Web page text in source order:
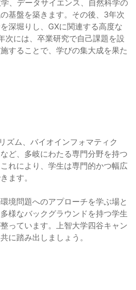
、データサイエンス、自然科学の
基盤を築きます。その後、3年次
深堀りし、GXに関連する高度な
次には、卒業研究で自己課題を設
することで、学びの集大成を果た
ズム、バイオインフォマティク
ど、多岐にわたる専門分野を持つ
れにより、学生は専門的かつ幅広
ます。
境問題へのアプローチを学ぶ場と
様なバックグラウンドを持つ学生
っています。上智大学四谷キャン
に踏み出しましょう。